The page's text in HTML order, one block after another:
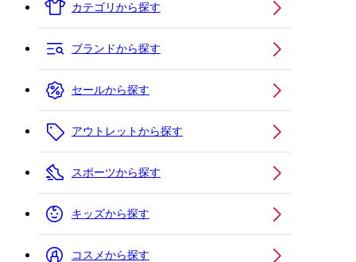
カテゴリから探す
ブランドから探す
セールから探す
アウトレットから探す
スポーツから探す
キッズから探す
コスメから探す